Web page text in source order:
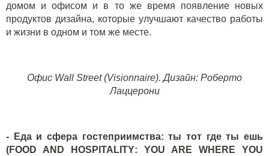
домом и офисом и в то же время появление новых
продуктов дизайна, которые улучшают качество работы
и жизни в одном и том же месте.
Офис Wall Street (Visionnaire).Дизайн: Роберто
Лаццерони
- Еда и сфера гостеприимства: ты тот где ты ешь
(FOOD AND HOSPITALITY: YOU ARE WHERE
YOU